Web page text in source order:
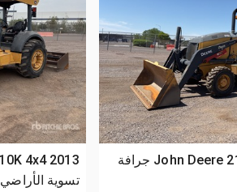
2021 John Deere 210L EP 4x4 جرافة
تسوية الأراضي